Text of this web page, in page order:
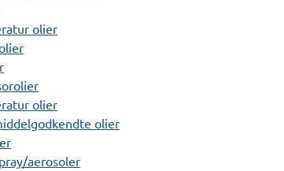
olier
olier
olier
aerosoler